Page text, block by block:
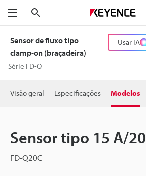
Menu
Sensor de fluxo tipo
clamp-on (braçadeira)
Série FD-Q
Usar IA
Visão geral Especificações Modelos
Sensor tipo 15 A/
FD-Q20C